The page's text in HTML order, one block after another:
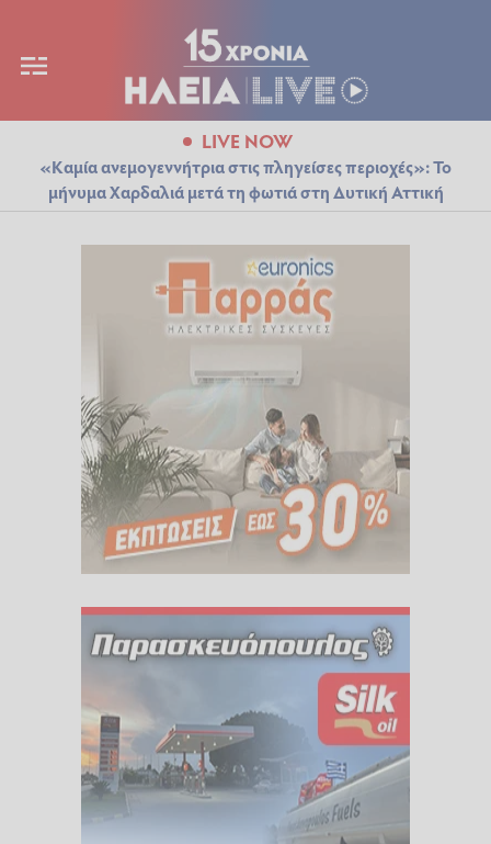
LIVE NOW
«Καμία ανεμογεννήτρια στις πληγείσες περιοχές»: Το
μήνυμα Χαρδαλιά μετά τη φωτιά στη Δυτική Αττική